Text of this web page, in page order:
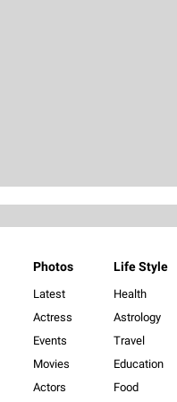
Photos
Latest
Actress
Events
Movies
Actors
Life Style
Health
Astrology
Travel
Education
Food